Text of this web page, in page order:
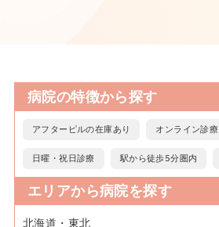
病院の特徴から探す
アフターピルの在庫あり オンライン診療
日曜・祝日診療 駅から徒歩5分圏内
エリアから病院を探す